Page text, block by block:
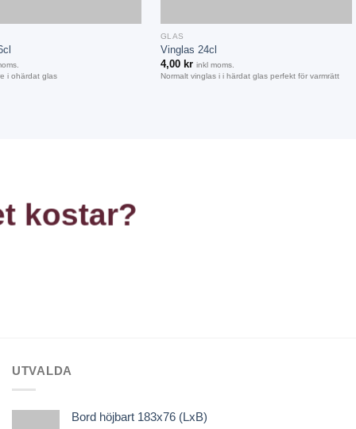
i ohärdat glas
GLAS
Vinglas 24cl
4,00 kr inkl moms.
Normalt vinglas i i härdat glas perfekt för varmrätt
kostar?
UTVALDA
Bord höjbart 183x76 (LxB)